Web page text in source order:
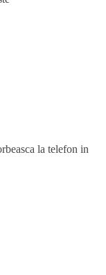
la telefon in